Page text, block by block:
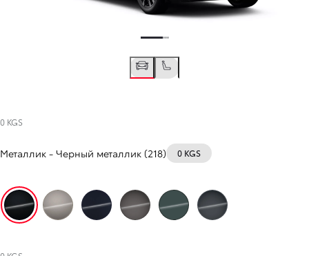
0 KGS
Металлик - Черный металлик (218) 0 KGS
Черный металлик (218)